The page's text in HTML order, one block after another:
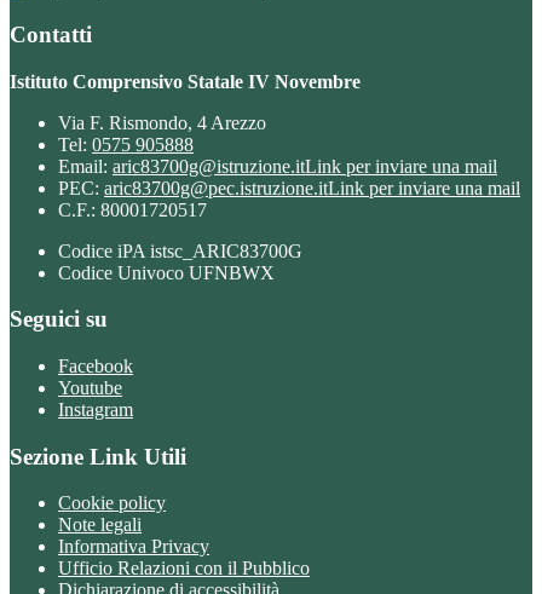
Contatti
Istituto Comprensivo Statale IV Novembre
Via F. Rismondo, 4 Arezzo
Tel: 0575 905888
Email: aric83700g@istruzione.itLink per inviare una mail
PEC: aric83700g@pec.istruzione.itLink per inviare una mail
C.F.: 80001720517
Codice iPA istsc_ARIC83700G
Codice Univoco UFNBWX
Seguici su
Facebook
Youtube
Instagram
Sezione Link Utili
Cookie policy
Note legali
Informativa Privacy
Ufficio Relazioni con il Pubblico